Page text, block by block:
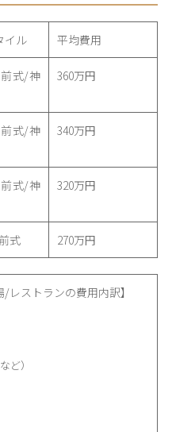
イル 平均費用
式/神
360万円
式/神
340万円
式/神
320万円
式 270万円
レストランの費用内訳】
ど）